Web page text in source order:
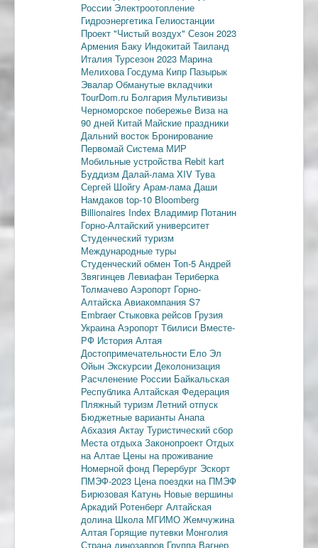
России Электроотопление
Гидроэнергетика Гелиостанции
Проект "Чистый воздух" Сезон 2023
Армения Баку Индокитай Таиланд
Италия Турсезон 2023 Марина
Мелихова Госдума Кипр Пазырык
Эвалар Обманутые вкладчики
TourDom.ru Болгария Мультивизы
Черноморское побережье Виза на
90 дней Китай Майские праздники
Дальний восток Бронирование
Первомай Система МИР
Мобильные устройства Rebit kart
Буддизм Далай-лама XIV Тува
Сергей Шойгу Арам-лама Даши
Намдаков top-10 Bloomberg
Billionaires Index Владимир Потанин
Горно-Алтайский университет
Студенческий туризм
Международные туры
Студенческий обмен Топ-5 Андрей
Звягинцев Левиафан Териберка
Толмачево Аэропорт Горно-
Алтайска Авиакомпания S7
EmbraerСтыковка рейсов Грузия
Украина Аэропорт Тбилиси Вместе-
РФ История Алтая
Достопримечательности Ело Эл
Ойын Экскурсии Деколонизация
Расчленение России Байкальская
Республика Алтайская Федерация
Пляжный туризм Летний отпуск
Бюджетные варианты Анапа
Абхазия Актау Туристический сбор
Места отдыха Законопроект Отдых
на Алтае Цены на проживание
Номерной фонд Перербург Эскорт
ПМЭФ-2023 Цена поездки на ПМЭФ
Бирюзовая Катунь Новые вершины
Аркадий Ротенберг Алтайская
долина Школа МГИМО Жемчужина
Алтая Горящие путевки Монголия
Страна динозавров Группа Вагнер